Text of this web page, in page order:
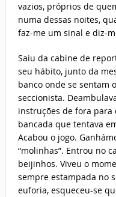
vazios, próprios de
numa dessas noites,
faz-me um sinal e diz-
Saiu da cabine de
seu hábito, junto da
banco onde se sentam
seccionista.
instruções de fora
bancada que tentava
Acabou o jogo.
“molinhas”. Entrou no
beijinhos. Viveu o
sempre estampada no
euforia, esqueceu-se